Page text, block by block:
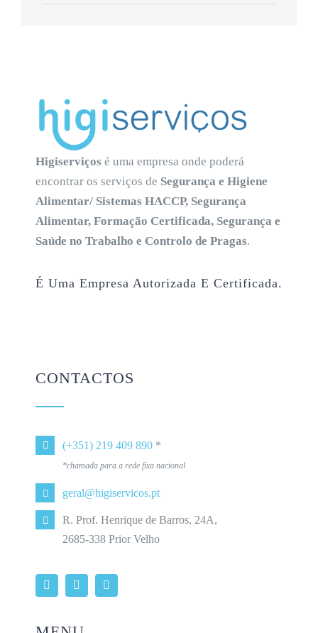
Higiserviços é uma empresa onde poderá
encontrar os serviços de Segurança e Higiene
Alimentar/ Sistemas HACCP, Segurança
Alimentar, Formação Certificada, Segurança e
Saúde no Trabalho e Controlo de Pragas.
É Uma Empresa Autorizada E Certificada.
CONTACTOS
(+351) 219 409 890 *
*chamada para a rede fixa nacional
geral@higiservicos.pt
R. Prof. Henrique de Barros, 24A,
2685-338 Prior Velho